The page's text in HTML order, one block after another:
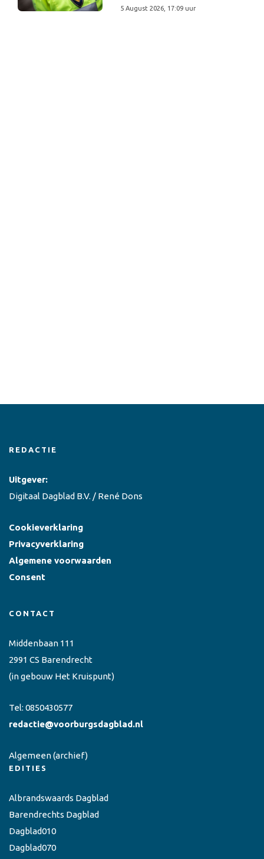
5 August 2026, 17:09 uur
REDACTIE
Uitgever:
Digitaal Dagblad B.V. / René Dons
Cookieverklaring
Privacyverklaring
Algemene voorwaarden
Consent
CONTACT
Middenbaan 111
2991 CS Barendrecht
(in gebouw Het Kruispunt)
Tel: 0850430577
redactie@voorburgsdagblad.nl
Algemeen(archief)
EDITIES
Albrandswaards Dagblad
Barendrechts Dagblad
Dagblad010
Dagblad070